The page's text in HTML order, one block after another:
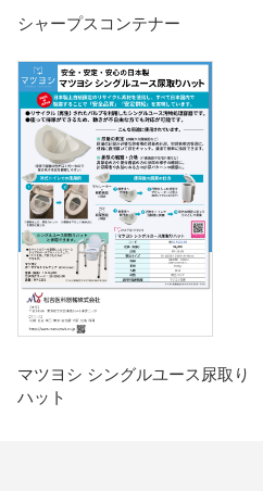
シャープスコンテナー
マツヨシ シングルユース尿取り
ハット